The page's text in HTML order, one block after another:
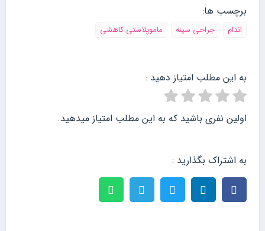
برچسب ها:
اندام جراحی سینه ماموپلاستی کاهشی
به این مطلب امتیاز دهید :
اولین نفری باشید که به این مطلب امتیاز میدهید.
به اشتراک بگذارید :